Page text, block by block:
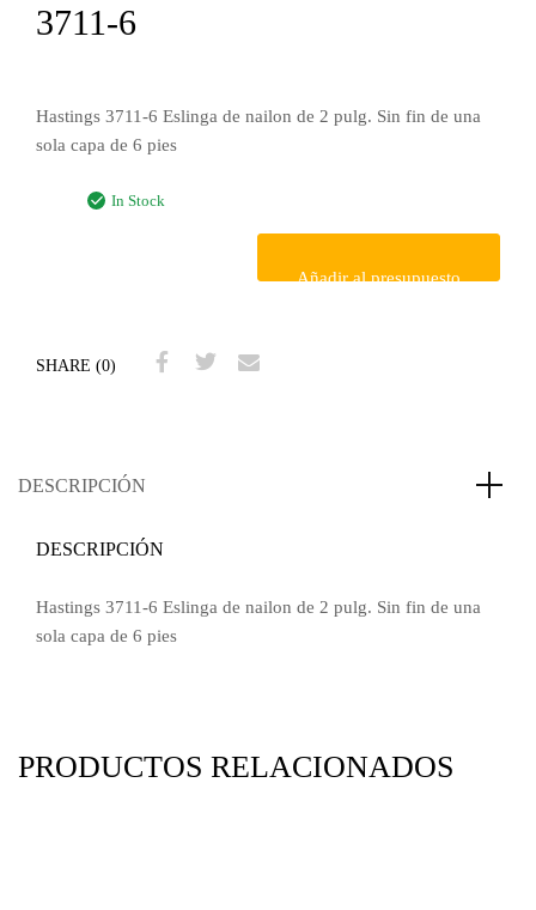
3711-6
Hastings 3711-6 Eslinga de nailon de 2 pulg. Sin fin de una
sola capa de 6 pies
In Stock
Añadir al presupuesto
SHARE (0)
DESCRIPCIÓN
DESCRIPCIÓN
Hastings 3711-6 Eslinga de nailon de 2 pulg. Sin fin de una
sola capa de 6 pies
PRODUCTOS RELACIONADOS